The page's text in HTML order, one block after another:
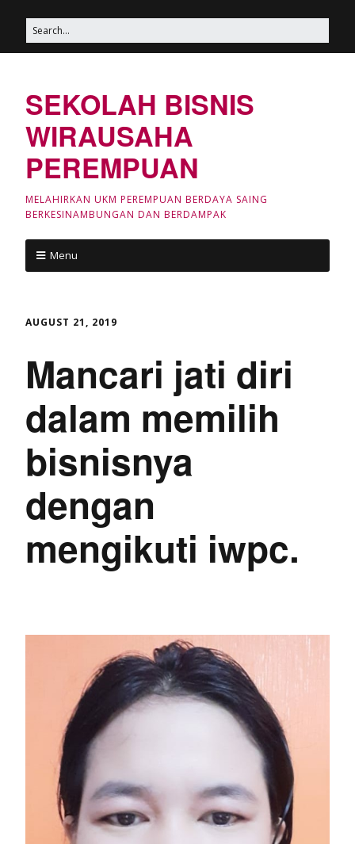
SEKOLAH BISNIS
WIRAUSAHA
PEREMPUAN
MELAHIRKAN UKM PEREMPUAN BERDAYA SAING
BERKESINAMBUNGAN DAN BERDAMPAK
Menu
AUGUST 21, 2019
Mancari jati diri
dalam memilih
bisnisnya
dengan
mengikuti iwpc.